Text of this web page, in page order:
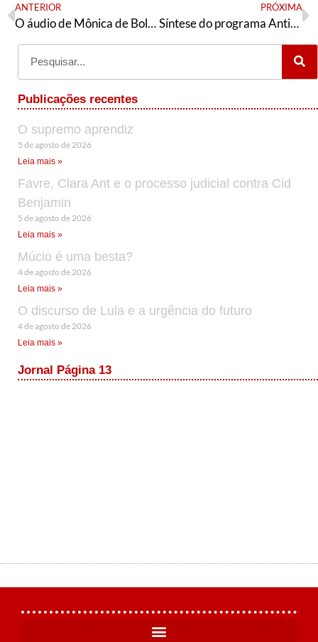
ANTERIOR
O áudio de Mônica de Bolle sobre o dia de ontem nos EUA
PRÓXIMA
Síntese do programa Antivírus 2020
Publicações recentes
O supremo aprendiz
5 de agosto de 2026
Leia mais »
Favre, Clara Ant e o processo judicial contra Cid
Benjamin
5 de agosto de 2026
Leia mais »
Múcio é uma besta?
4 de agosto de 2026
Leia mais »
O discurso de Lula e a urgência do futuro
4 de agosto de 2026
Leia mais »
Jornal Página 13